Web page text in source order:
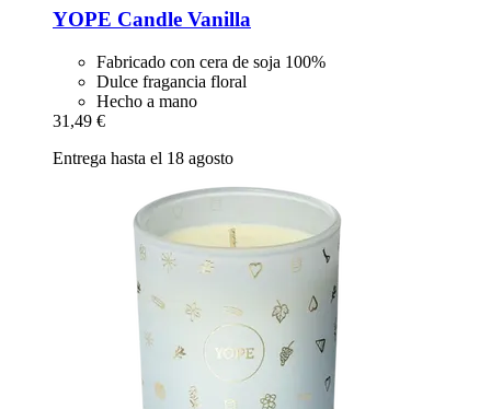
YOPE Candle Vanilla
Fabricado con cera de soja 100%
Dulce fragancia floral
Hecho a mano
31,49 €
Entrega hasta el 18 agosto